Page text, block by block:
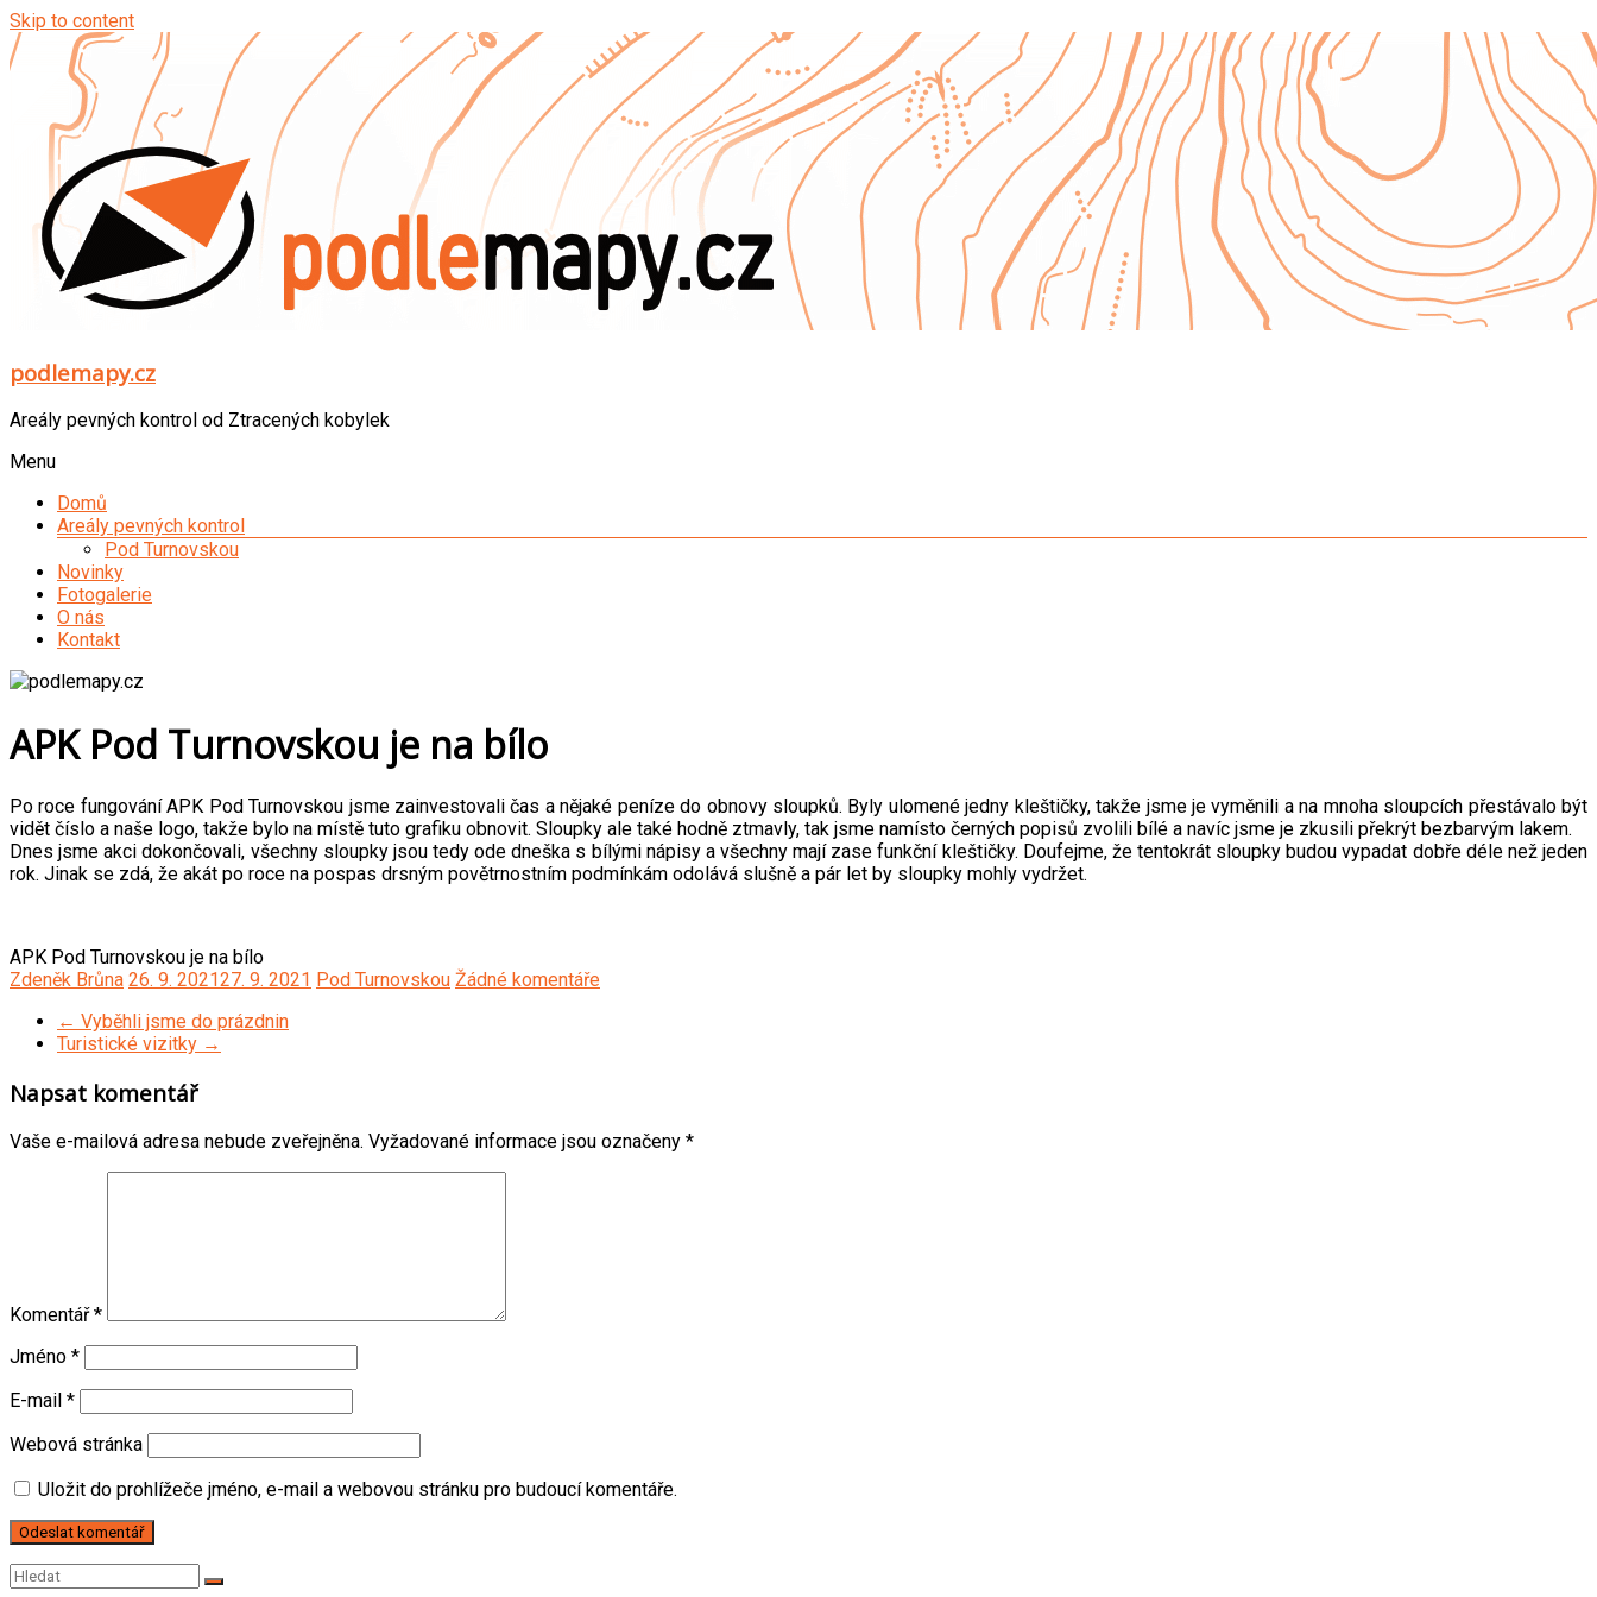
Skip to content
podlemapy.cz
Areály pevných kontrol od Ztracených kobylek
Menu
Domů
Areály pevných kontrol
Pod Turnovskou
Novinky
Fotogalerie
O nás
Kontakt
APK Pod Turnovskou je na bílo
Po roce fungování APK Pod Turnovskou jsme zainvestovali čas a nějaké peníze do obnovy sloupků. Byly ulomené jedny kleštičky, takže jsme je vyměnili a na mnoha sloupcích přestávalo být
vidět číslo a naše logo, takže bylo na místě tuto grafiku obnovit. Sloupky ale také hodně ztmavly, tak jsme namísto černých popisů zvolili bílé a navíc jsme je zkusili překrýt bezbarvým lakem.
Dnes jsme akci dokončovali, všechny sloupky jsou tedy ode dneška s bílými nápisy a všechny mají zase funkční kleštičky. Doufejme, že tentokrát sloupky budou vypadat dobře déle než jeden
rok. Jinak se zdá, že akát po roce na pospas drsným povětrnostním podmínkám odolává slušně a pár let by sloupky mohly vydržet.
APK Pod Turnovskou je na bílo
Zdeněk Brůna 26. 9. 202127. 9. 2021 Pod Turnovskou Žádné komentáře
← Vyběhli jsme do prázdnin
Turistické vizitky →
Napsat komentář
Vaše e-mailová adresa nebude zveřejněna. Vyžadované informace jsou označeny *
Komentář*
Jméno *
E-mail *
Webová stránka
Uložit do prohlížeče jméno, e-mail a webovou stránku pro budoucí komentáře.